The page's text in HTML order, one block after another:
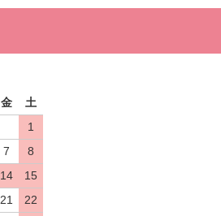
金
土
1
7
8
14
15
21
22